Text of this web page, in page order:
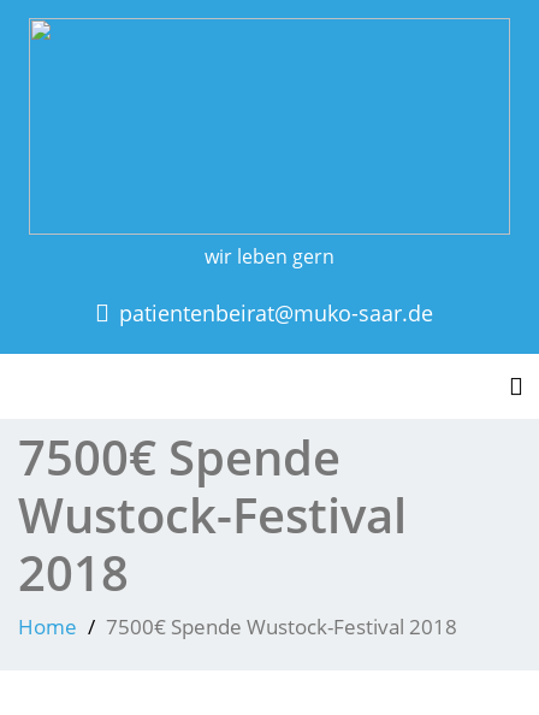
wir leben gern
patientenbeirat@muko-saar.de
7500€ Spende
Wustock-Festival
2018
Home 7500€ Spende Wustock-Festival 2018